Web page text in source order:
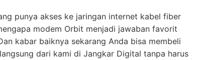
punya akses ke jaringan internet kabel fiber
modem Orbit menjadi jawaban favorit
kabar baiknya sekarang Anda bisa membeli
dari kami di Jangkar Digital tanpa harus